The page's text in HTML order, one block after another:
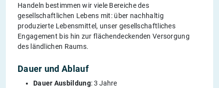
Handeln bestimmen wir viele Bereiche des
gesellschaftlichen Lebens mit: über nachhaltig
produzierte Lebensmittel, unser gesellschaftliches
Engagement bis hin zur flächendeckenden Versorgung
des ländlichen Raums.
Dauer und Ablauf
Dauer Ausbildung: 3 Jahre